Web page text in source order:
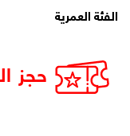
الفئة العمرية
حجز